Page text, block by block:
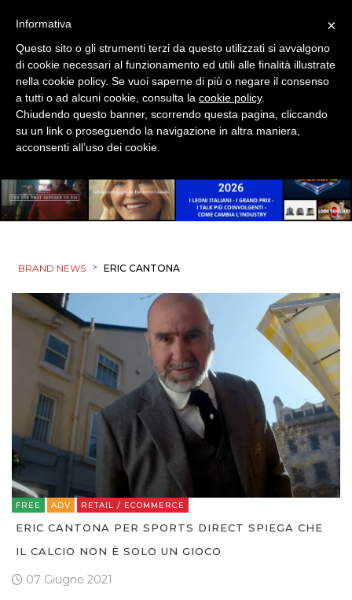
BRAND NEWS > ERIC CANTONA
FREE ADV RETAIL / ECOMMERCE
ERIC CANTONA PER SPORTS DIRECT SPIEGA CHE
IL CALCIO NON È SOLO UN GIOCO
07 Giugno 2021
×
Informativa
Questo sito o gli strumenti terzi da questo utilizzati si avvalgono
di cookie necessari al funzionamento ed utili alle finalità illustrate
nella cookie policy. Se vuoi saperne di più o negare il consenso
a tutti o ad alcuni cookie, consulta la cookie policy.
Chiudendo questo banner, scorrendo questa pagina, cliccando
su un link o proseguendo la navigazione in altra maniera,
acconsenti all’uso dei cookie.